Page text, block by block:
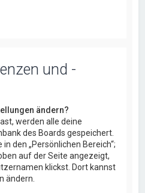
und -
ändern?
werden alle deine
des Boards gespeichert.
den „Persönlichen Bereich“;
auf der Seite angezeigt,
klickst. Dort kannst
ändern.